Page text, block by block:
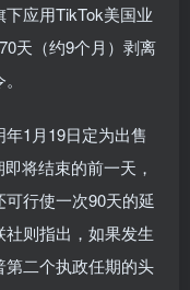
应用TikTok美国业
天（约9个月）剥离
1月19日定为出售
将结束的前一天，
行使一次90天的延
则指出，如果发生
二个执政任期的头